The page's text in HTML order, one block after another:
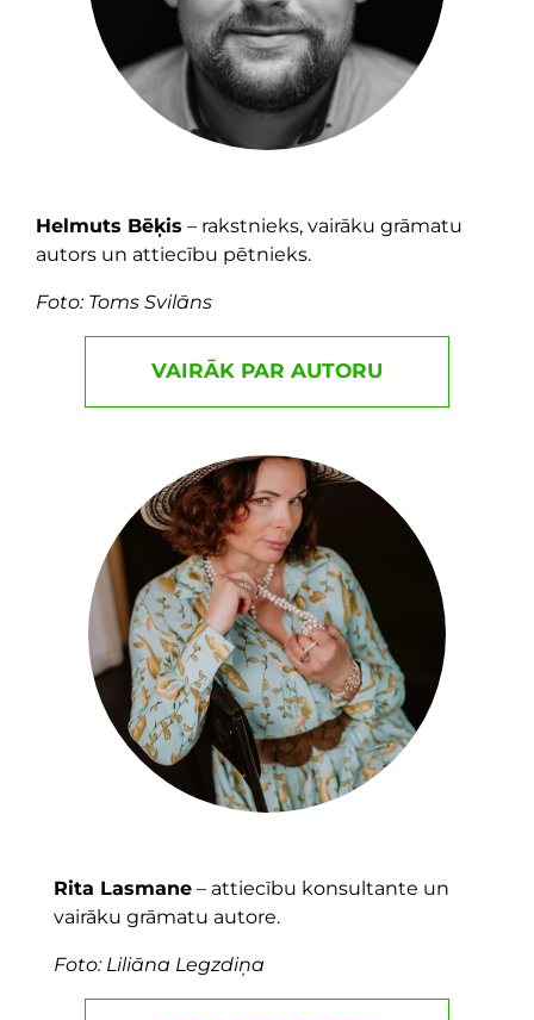
Helmuts Bēķis – rakstnieks, vairāku grāmatu
autors un attiecību pētnieks.
Foto: Toms Svilāns
VAIRĀK PAR AUTORU
Rita Lasmane – attiecību konsultante un
vairāku grāmatu autore.
Foto: Liliāna Legzdiņa